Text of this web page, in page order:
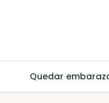
Quedar